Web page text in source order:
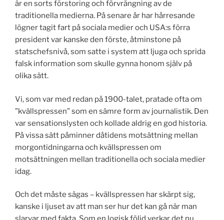
är en sorts förstoring och förvrängning av de
traditionella medierna. På senare år har hårresande
lögner tagit fart på sociala medier och USA:s förra
president var kanske den förste, åtminstone på
statschefsnivå, som satte i system att ljuga och sprida
falsk information som skulle gynna honom själv på
olika sätt.
Vi, som var med redan på 1900-talet, pratade ofta om
”kvällspressen” som en sämre form av journalistik. Den
var sensationslysten och kollade aldrig en god historia.
På vissa sätt påminner dåtidens motsättning mellan
morgontidningarna och kvällspressen om
motsättningen mellan traditionella och sociala medier
idag.
Och det måste sägas – kvällspressen har skärpt sig,
kanske i ljuset av att man ser hur det kan gå när man